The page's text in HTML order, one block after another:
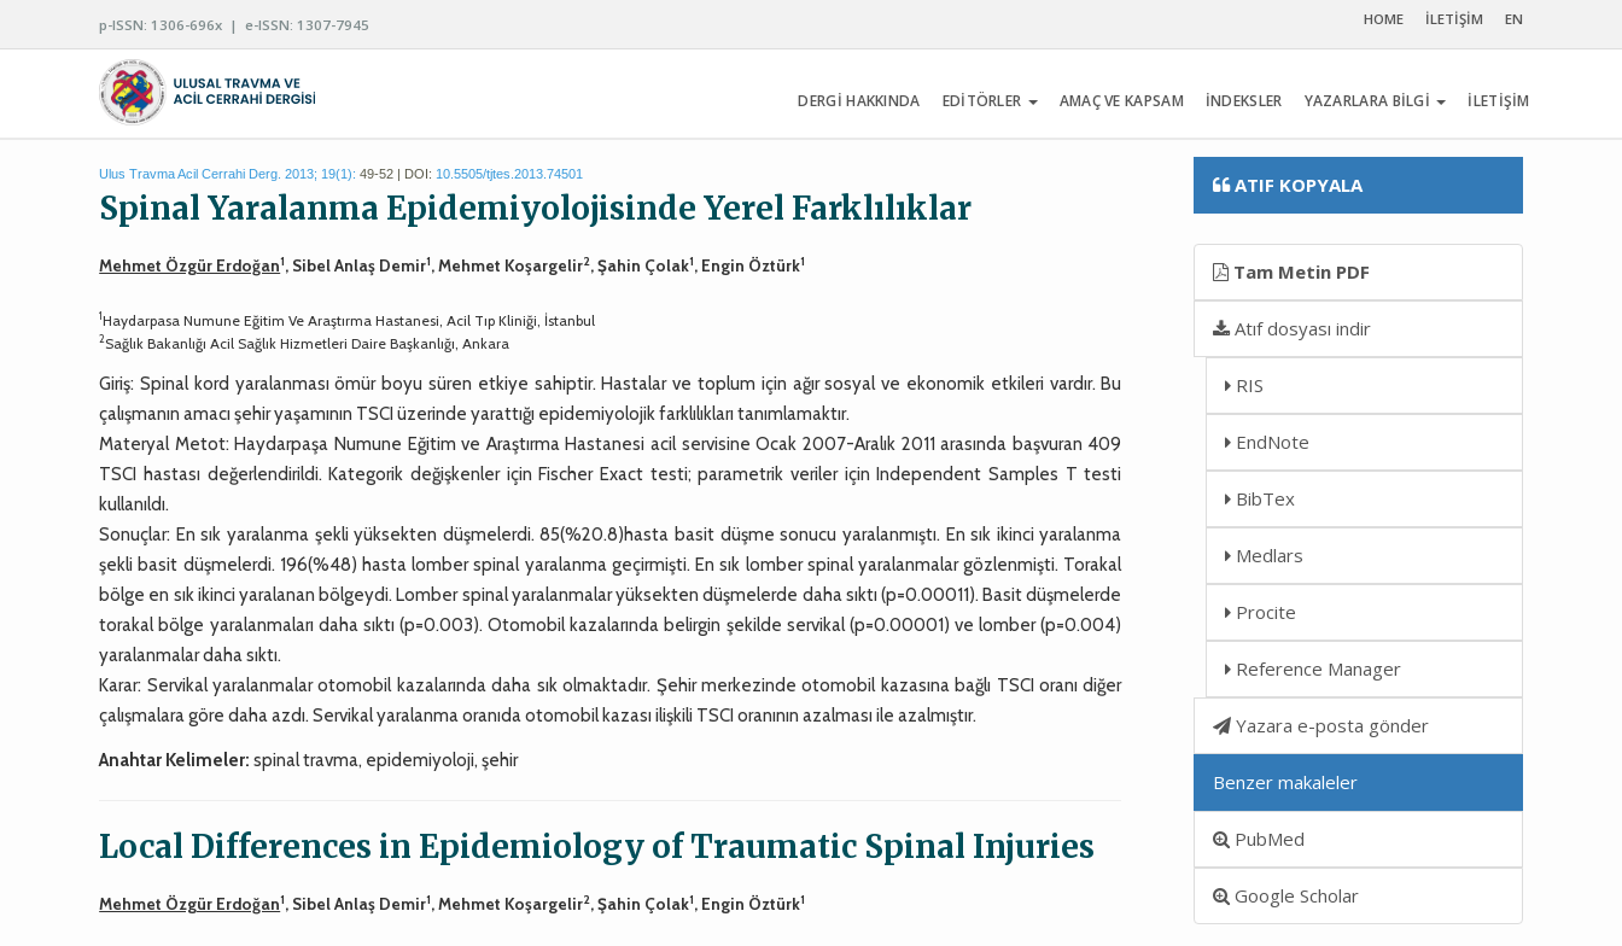
p-ISSN: 1306-696x | e-ISSN: 1307-7945 HOME İLETİŞİM EN
DERGİ HAKKINDA EDİTÖRLER AMAÇ VE KAPSAM İNDEKSLER YAZARLARA BİLGİ İLETİŞİM
Ulus Travma Acil Cerrahi Derg. 2013; 19(1): 49-52 | DOI: 10.5505/tjtes.2013.74501
Spinal Yaralanma Epidemiyolojisinde Yerel Farklılıklar
Mehmet Özgür Erdoğan1, Sibel Anlaş Demir1, Mehmet Koşargelir2, Şahin Çolak1, Engin Öztürk1
1Haydarpasa Numune Eğitim Ve Araştırma Hastanesi, Acil Tıp Kliniği, İstanbul
2Sağlık Bakanlığı Acil Sağlık Hizmetleri Daire Başkanlığı, Ankara
Giriş: Spinal kord yaralanması ömür boyu süren etkiye sahiptir. Hastalar ve toplum için ağır sosyal ve ekonomik etkileri vardır. Bu
çalışmanın amacı şehir yaşamının TSCI üzerinde yarattığı epidemiyolojik farklılıkları tanımlamaktır.
Materyal Metot: Haydarpaşa Numune Eğitim ve Araştırma Hastanesi acil servisine Ocak 2007-Aralık 2011 arasında başvuran 409
TSCI hastası değerlendirildi. Kategorik değişkenler için Fischer Exact testi; parametrik veriler için Independent Samples T testi
kullanıldı.
Sonuçlar: En sık yaralanma şekli yüksekten düşmelerdi. 85(%20.8)hasta basit düşme sonucu yaralanmıştı. En sık ikinci yaralanma
şekli basit düşmelerdi. 196(%48) hasta lomber spinal yaralanma geçirmişti. En sık lomber spinal yaralanmalar gözlenmişti. Torakal
bölge en sık ikinci yaralanan bölgeydi. Lomber spinal yaralanmalar yüksekten düşmelerde daha sıktı (p=0.00011). Basit düşmelerde
torakal bölge yaralanmaları daha sıktı (p=0.003). Otomobil kazalarında belirgin şekilde servikal (p=0.00001) ve lomber (p=0.004)
yaralanmalar daha sıktı.
Karar: Servikal yaralanmalar otomobil kazalarında daha sık olmaktadır. Şehir merkezinde otomobil kazasına bağlı TSCI oranı diğer
çalışmalara göre daha azdı. Servikal yaralanma oranıda otomobil kazası ilişkili TSCI oranının azalması ile azalmıştır.
Anahtar Kelimeler: spinal travma, epidemiyoloji, şehir
Local Differences in Epidemiology of Traumatic Spinal Injuries
Mehmet Özgür Erdoğan1, Sibel Anlaş Demir1, Mehmet Koşargelir2, Şahin Çolak1, Engin Öztürk1
ATIF KOPYALA
Tam Metin PDF
Atıf dosyası indir
RIS
EndNote
BibTex
Medlars
Procite
Reference Manager
Yazara e-posta gönder
Benzer makaleler
PubMed
Google Scholar